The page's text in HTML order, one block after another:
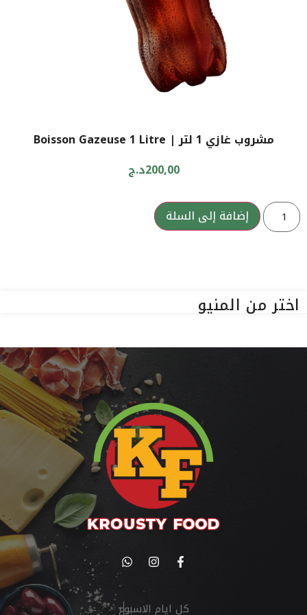
مشروب غازي 1 لتر | Boisson Gazeuse 1 Litre
200,00د.ج
إضافة إلى السلة
اختر من المنيو
كل ايام الاسبوع